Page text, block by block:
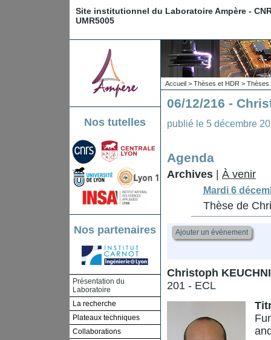
Site institutionnel du Laboratoire Ampère -
UMR5005
Nos tutelles
Nos partenaires
Présentation du
Laboratoire
La recherche
Plateaux techniques
Collaborations
Accueil > Thèses et HDR > Thèses
06/12/216 -
publié le 5 décembre
Agenda
Archives À venir
Mardi 6
Thèse de
Ajouter un événement
Christoph
201 - ECL